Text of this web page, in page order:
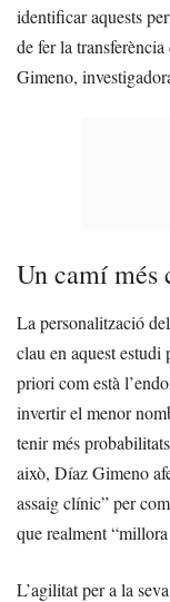
identificar aquests
de fer la
Gimeno,
Un camí més
La personalització
clau en aquest estudi
priori com està
invertir el menor
tenir més
això, Díaz Gimeno
assaig clínic” per
que realment
L’agilitat per a la